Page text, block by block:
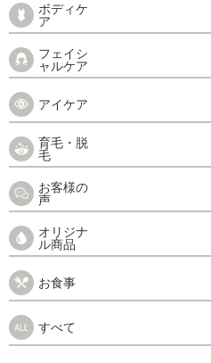
ボディケ
ア
フェイシ
ャルケア
アイケア
育毛・脱
毛
お客様の
声
オリジナ
ル商品
お食事
すべて